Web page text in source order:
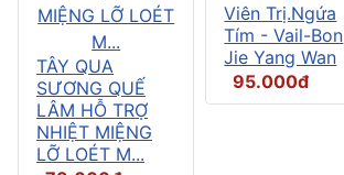
TÂY QUA
SƯƠNG QUẾ
LÂM HỖ TRỢ
NHIỆT MIỆNG
LỠ LOÉT M...
Viên Trị.Ngứa
Tím - Vail-Bon
Jie Yang Wan
95.000đ